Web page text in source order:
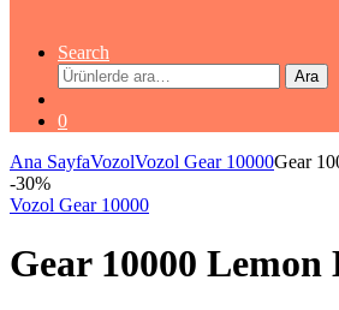
Search
Ara:
Ara
0
Ana SayfaVozolVozol Gear 10000Gear
-30%
Vozol Gear 10000
Gear 10000 Lemon